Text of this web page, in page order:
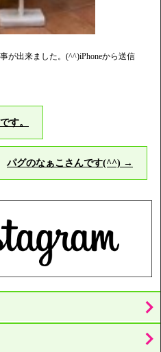
が出来ました。(^^)iPhoneから送信
す。
パグのなぁこさんです(^^) →